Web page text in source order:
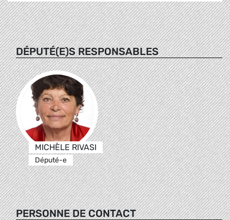
DÉPUTÉ(E)S RESPONSABLES
MICHÈLE RIVASI
Député-e
PERSONNE DE CONTACT